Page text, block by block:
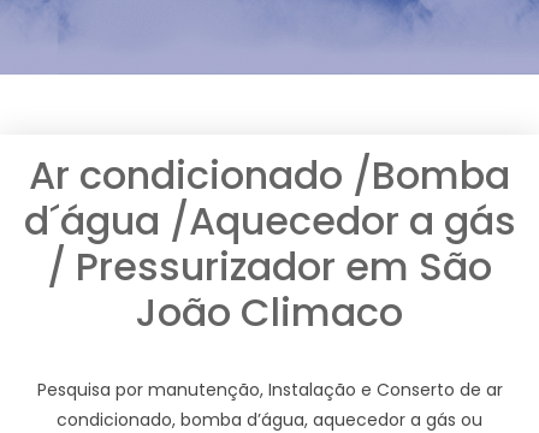
Ar condicionado /Bomba
d´água /Aquecedor a gás
/ Pressurizador em São
João Climaco
Pesquisa por manutenção, Instalação e Conserto de ar
condicionado, bomba d’água, aquecedor a gás ou